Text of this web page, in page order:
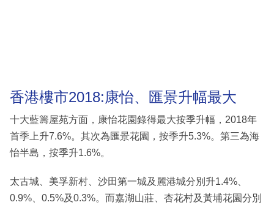
香港樓市2018:康怡、匯景升幅最大
十大藍籌屋苑方面，康怡花園錄得最大按季升幅，2018年
首季上升7.6%。其次為匯景花園，按季升5.3%。第三為海
怡半島，按季升1.6%。
太古城、美孚新村、沙田第一城及麗港城分別升1.4%、
0.9%、0.5%及0.3%。而嘉湖山莊、杏花村及黃埔花園分別